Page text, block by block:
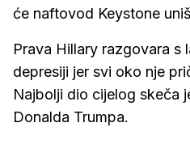
će naftovod Keystone
Prava Hillary razgovara s
depresiji jer svi oko nje
Najbolji dio cijelog skeča
Donalda Trumpa.